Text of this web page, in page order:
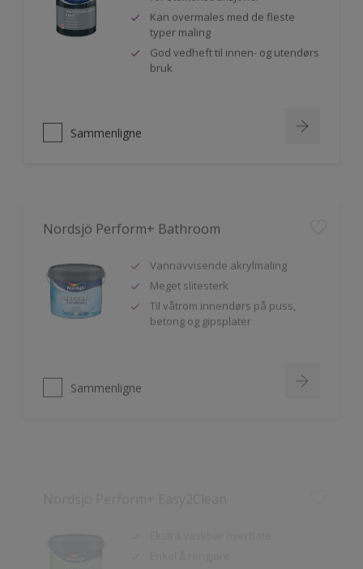
Kan overmales med de fleste
typer maling
God vedheft til innen- og utendørs
bruk
Sammenligne
Meget slitesterk
Til våtrom innendørs på puss,
betong og gipsplater